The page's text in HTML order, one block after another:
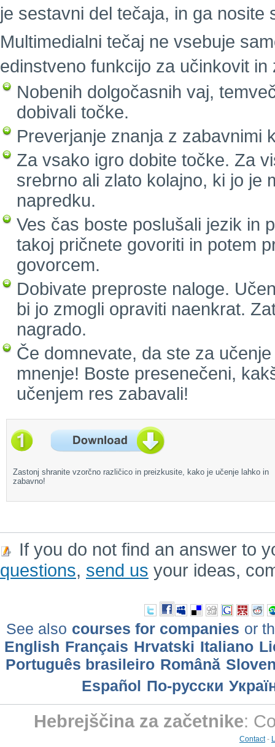
je sestavni del tečaja, in ga
Multimedialni tečaj ne vsebuje
edinstveno funkcijo za učinkovit in
Nobenih dolgočasnih vaj,
dobivali točke.
Preverjanje znanja z zabavnimi
Za vsako igro dobite točke. Za
srebrno ali zlato kolajno, ki jo je
napredku.
Ves čas boste poslušali jezik in
takoj pričnete govoriti in potem
govorcem.
Dobivate preproste naloge.
bi jo zmogli opraviti naenkrat.
nagrado.
Če domnevate, da ste za
mnenje! Boste presenečeni,
učenjem res zabavali!
Zastonj shranite vzorčno različico in preizkusite, kako je učenje lahko in
zabavno!
If you do not find an answer to
questions, send us your ideas,
See also courses for companies or
English Français Hrvatski Italiano
Português brasileiro Română
Еspañol По-русски
Hebrejščina za začetnike:
Contact-